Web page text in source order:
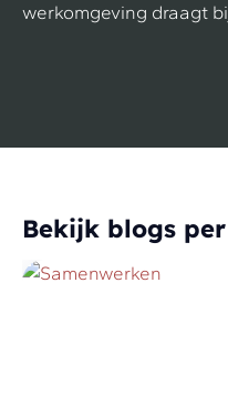
werkomgeving draagt
Bekijk blogs